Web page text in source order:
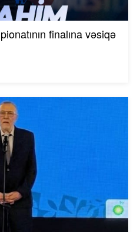
finalına vəsiqə